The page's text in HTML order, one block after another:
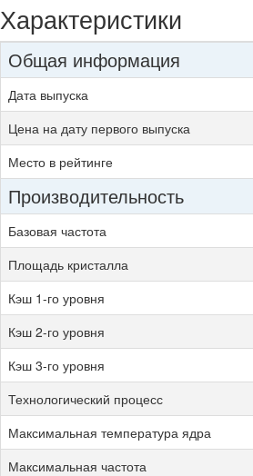
Характеристики
Общая информация
Дата выпуска
Цена на дату первого выпуска
Место в рейтинге
Производительность
Базовая частота
Площадь кристалла
Кэш 1-го уровня
Кэш 2-го уровня
Кэш 3-го уровня
Технологический процесс
Максимальная температура ядра
Максимальная частота